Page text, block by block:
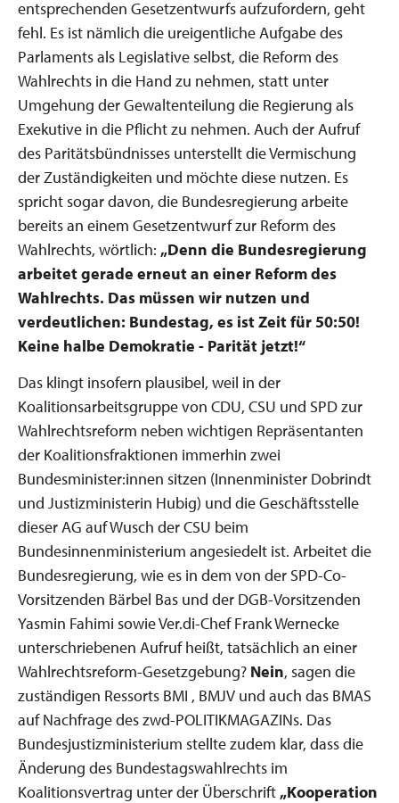
entsprechenden Gesetzentwurfs aufzufordern, geht
fehl. Es ist nämlich die ureigentliche Aufgabe des
Parlaments als Legislative selbst, die Reform des
Wahlrechts in die Hand zu nehmen, statt unter
Umgehung der Gewaltenteilung die Regierung als
Exekutive in die Pflicht zu nehmen. Auch der Aufruf
des Paritätsbündnisses unterstellt die Vermischung
der Zuständigkeiten und möchte diese nutzen. Es
spricht sogar davon, die Bundesregierung arbeite
bereits an einem Gesetzentwurf zur Reform des
Wahlrechts, wörtlich: „Denn die Bundesregierung
arbeitet gerade erneut an einer Reform des
Wahlrechts. Das müssen wir nutzen und
verdeutlichen: Bundestag, es ist Zeit für 50:50!
Keine halbe Demokratie - Parität jetzt!“
Das klingt insofern plausibel, weil in der
Koalitionsarbeitsgruppe von CDU, CSU und SPD zur
Wahlrechtsreform neben wichtigen Repräsentanten
der Koalitionsfraktionen immerhin zwei
Bundesminister:innen sitzen (Innenminister Dobrindt
und Justizministerin Hubig) und die Geschäftsstelle
dieser AG auf Wusch der CSU beim
Bundesinnenministerium angesiedelt ist. Arbeitet die
Bundesregierung, wie es in dem von der SPD-Co-
Vorsitzenden Bärbel Bas und der DGB-Vorsitzenden
Yasmin Fahimi sowie Ver.di-Chef Frank Wernecke
unterschriebenen Aufruf heißt, tatsächlich an einer
Wahlrechtsreform-Gesetzgebung? Nein, sagen die
zuständigen Ressorts BMI , BMJV und auch das BMAS
auf Nachfrage des zwd-POLITIKMAGAZINs. Das
Bundesjustizministerium stellte zudem klar, dass die
Änderung des Bundestagswahlrechts im
Koalitionsvertrag unter der Überschrift „Kooperation